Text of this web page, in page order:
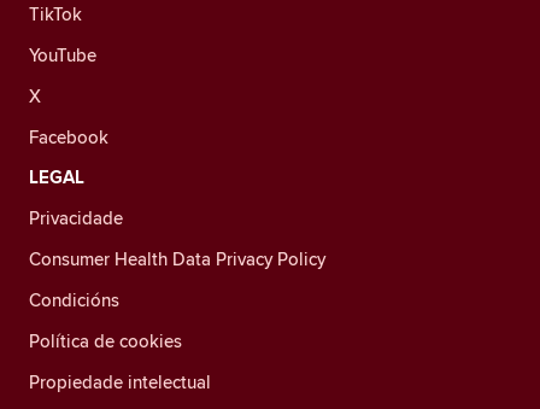
TikTok
YouTube
X
Facebook
LEGAL
Privacidade
Consumer Health Data Privacy Policy
Condicións
Política de cookies
Propiedade intelectual